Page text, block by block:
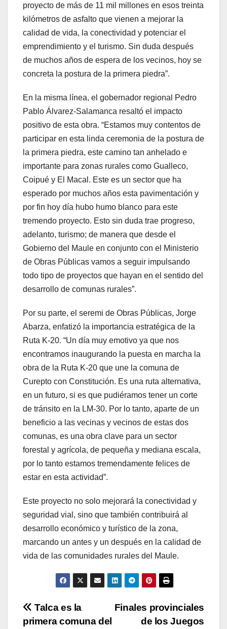
proyecto de más de 11 mil millones en esos treinta
kilómetros de asfalto que vienen a mejorar la
calidad de vida, la conectividad y potenciar el
emprendimiento y el turismo. Sin duda después
de muchos años de espera de los vecinos, hoy se
concreta la postura de la primera piedra”.
En la misma línea, el gobernador regional Pedro
Pablo Álvarez-Salamanca resaltó el impacto
positivo de esta obra. “Estamos muy contentos de
participar en esta linda ceremonia de la postura de
la primera piedra, este camino tan anhelado e
importante para zonas rurales como Gualleco,
Coipué y El Macal. Este es un sector que ha
esperado por muchos años esta pavimentación y
por fin hoy día hubo humo blanco para este
tremendo proyecto. Esto sin duda trae progreso,
adelanto, turismo; de manera que desde el
Gobierno del Maule en conjunto con el Ministerio
de Obras Públicas vamos a seguir impulsando
todo tipo de proyectos que hayan en el sentido del
desarrollo de comunas rurales”.
Por su parte, el seremi de Obras Públicas, Jorge
Abarza, enfatizó la importancia estratégica de la
Ruta K-20. “Un día muy emotivo ya que nos
encontramos inaugurando la puesta en marcha la
obra de la Ruta K-20 que une la comuna de
Curepto con Constitución. Es una ruta alternativa,
en un futuro, si es que pudiéramos tener un corte
de tránsito en la LM-30. Por lo tanto, aparte de un
beneficio a las vecinas y vecinos de estas dos
comunas, es una obra clave para un sector
forestal y agrícola, de pequeña y mediana escala,
por lo tanto estamos tremendamente felices de
estar en esta actividad”.
Este proyecto no solo mejorará la conectividad y
seguridad vial, sino que también contribuirá al
desarrollo económico y turístico de la zona,
marcando un antes y un después en la calidad de
vida de las comunidades rurales del Maule.
Navegación
Finales provinciales
de los Juegos
Talca es la
primera comuna del